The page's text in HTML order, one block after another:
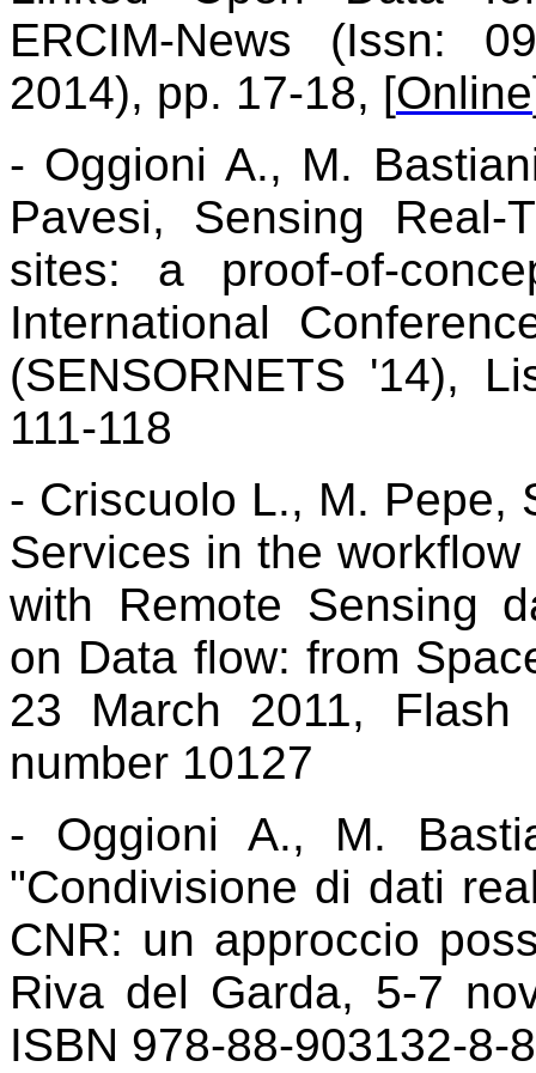
ERCIM-News (Issn:
2014), pp. 17-18, [Online
- Oggioni A., M.
Pavesi, Sensing Real-
sites: a proof-of-
International
(SENSORNETS '14),
111-118
- Criscuolo L., M. Pepe,
Services in the
with Remote Sensing
on Data flow: from
23 March 2011, Flash
number 10127
- Oggioni A., M.
"Condivisione di dati
CNR: un approccio
Riva del Garda, 5-7
ISBN 978-88-903132-8-